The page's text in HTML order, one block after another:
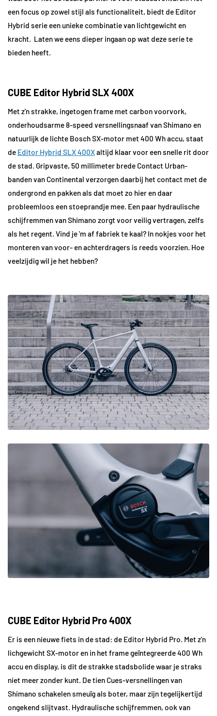
een focus op zowel stijl als functionaliteit, biedt de Editor
Hybrid serie een unieke combinatie van lichtgewicht en
kracht. Laten we eens dieper ingaan op wat deze serie te
bieden heeft.
CUBE Editor HybridSLX 400X
Met z'n strakke, ingetogen frame met carbon voorvork,
onderhoudsarme 8-speed versnellingsnaaf van Shimano en
natuurlijk de lichte Bosch SX-motor met 400 Wh accu, staat
de Editor Hybrid SLX 400Xaltijd klaar voor een snelle rit door
de stad. Gripvaste, 50 millimeter brede Contact Urban-
banden van Continental verzorgen daarbij het contact met de
ondergrond en pakken als dat moet zo hier en daar
probleemloos een stoeprandje mee. Een paar hydraulische
schijfremmen van Shimano zorgt voor veilig vertragen, zelfs
als het regent. Vind je 'm af fabriek te kaal? In nokjes voor het
monteren van voor- en achterdragers is reeds voorzien. Hoe
veelzijdig wil je het hebben?
CUBE Editor Hybrid Pro 400X
Er is een nieuwe fiets in de stad: de Editor Hybrid Pro. Met z'n
lichgewicht SX-motor en in het frame geïntegreerde 400 Wh
accu en display, is dit de strakke stadsbolide waar je straks
niet meer zonder kunt. De tien Cues-versnellingen van
Shimano schakelen smeuïg als boter, maar zijn tegelijkertijd
ongekend slijtvast. Hydraulische schijfremmen, ook van